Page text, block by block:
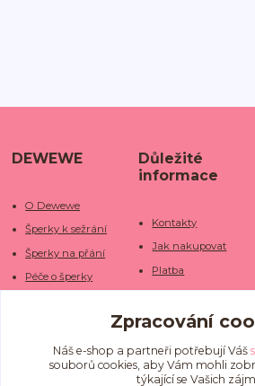
DEWEWE
O Dewewe
Šperky k sežrání
Šperky na přání
Péče o šperky
Kamenné obchody
Fotogalerie
Důležité
informace
Kontakty
Jak nakupovat
Platba
Doba dodání
Doprava
Obchodní podmínky
Zpracování
Náš e-shop a partneři potřebují Váš
souborů cookies, aby Vám mohli
týkající se Vašich